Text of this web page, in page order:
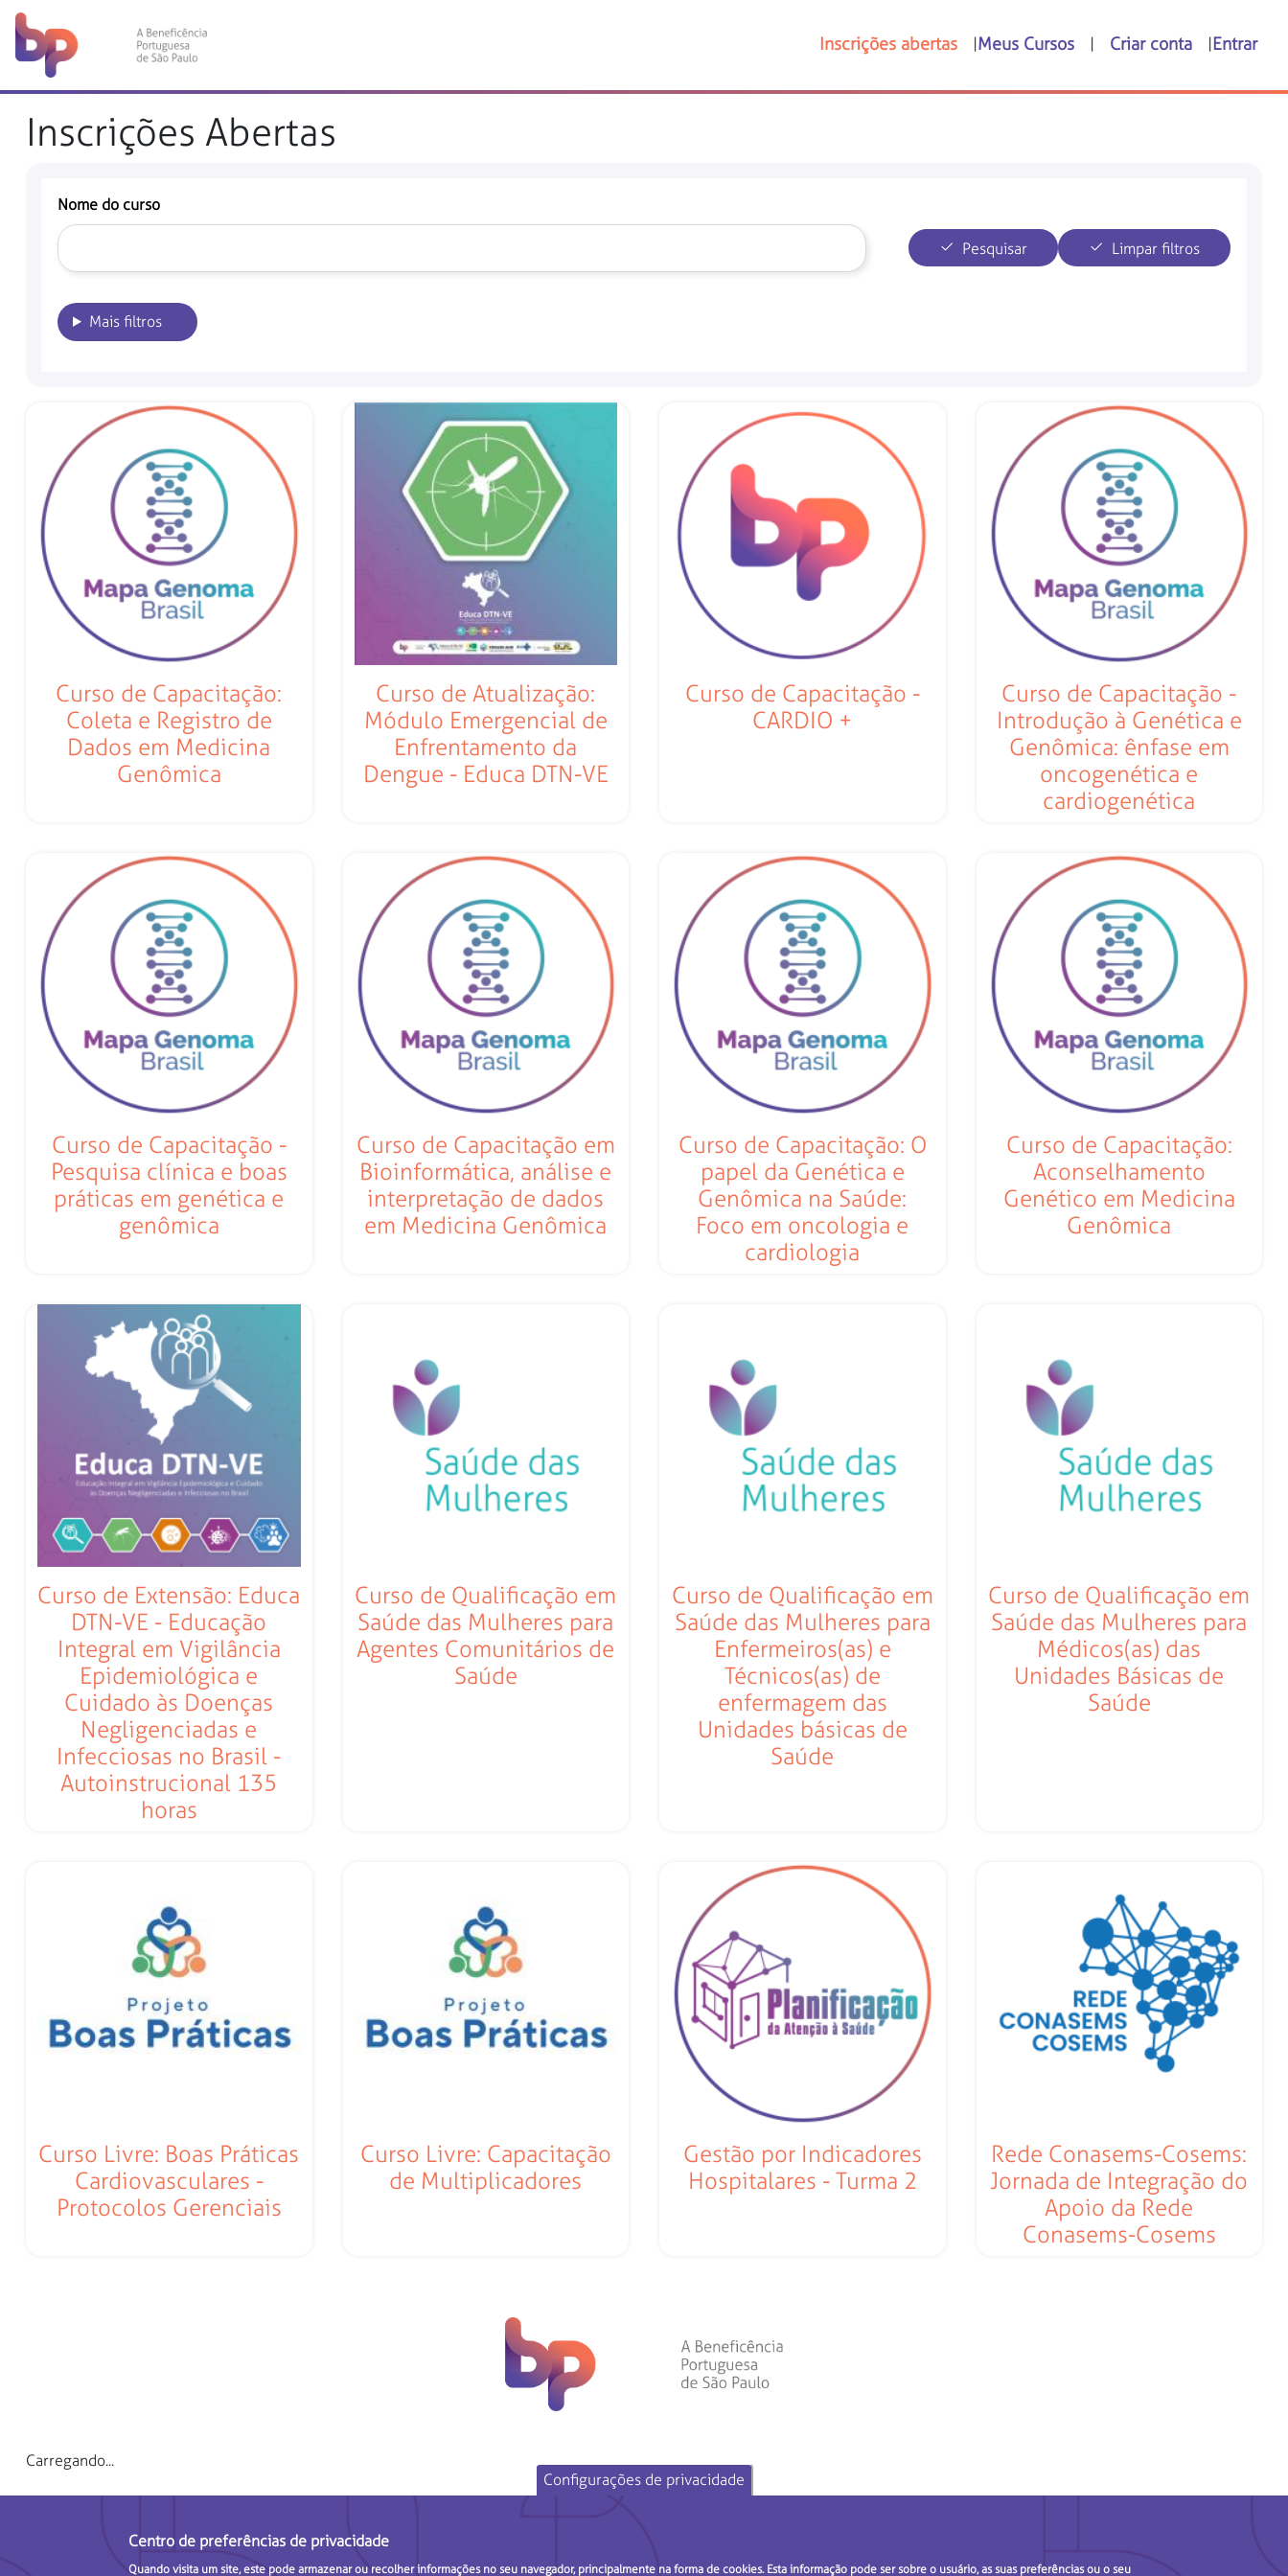
Inscrições abertas Meus Cursos Criar conta Entrar
Inscrições Abertas
Nome do curso
Mais filtros
Pesquisar Limpar filtros
Curso de Capacitação:
Coleta e Registro de
Dados em Medicina
Genômica
Curso de Atualização:
Módulo Emergencial de
Enfrentamento da
Dengue - Educa DTN-VE
Curso de Capacitação -
CARDIO +
Curso de Capacitação -
Introdução à Genética e
Genômica: ênfase em
oncogenética e
cardiogenética
Curso de Capacitação -
Pesquisa clínica e boas
práticas em genética e
genômica
Curso de Capacitação em
Bioinformática, análise e
interpretação de dados
em Medicina Genômica
Curso de Capacitação: O
papel da Genética e
Genômica na Saúde:
Foco em oncologia e
cardiologia
Curso de Capacitação:
Aconselhamento
Genético em Medicina
Genômica
Curso de Extensão: Educa
DTN-VE - Educação
Integral em Vigilância
Epidemiológica e
Cuidado às Doenças
Negligenciadas e
Infecciosas no Brasil -
Autoinstrucional 135
horas
Curso de Qualificação em
Saúde das Mulheres para
Agentes Comunitários de
Saúde
Curso de Qualificação em
Saúde das Mulheres para
Enfermeiros(as) e
Técnicos(as) de
enfermagem das
Unidades básicas de
Saúde
Curso de Qualificação em
Saúde das Mulheres para
Médicos(as) das
Unidades Básicas de
Saúde
Curso Livre: Boas Práticas
Cardiovasculares -
Protocolos Gerenciais
Curso Livre: Capacitação
de Multiplicadores
Gestão por Indicadores
Hospitalares - Turma 2
Rede Conasems-Cosems:
Jornada de Integração do
Apoio da Rede
Conasems-Cosems
Carregando...
Configurações de privacidade
Centro de preferências de privacidade
Quando visita um site, este pode armazenar ou recolher informações no seu navegador, principalmente na forma de cookies. Esta informação pode ser sobre o usuário, as suas preferências ou o seu